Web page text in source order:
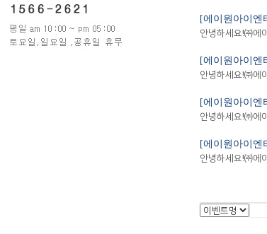
[에이원아이엔
안녕하세요!㈜에
[에이원아이엔
안녕하세요!㈜에
[에이원아이엔
안녕하세요!㈜에
[에이원아이엔
안녕하세요!㈜에